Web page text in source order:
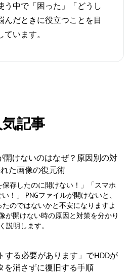
う中で「困った」「どうし
んだときに役立つことを目
ています。
気記事
開けないのはなぜ？原因別の対
た画像の復元術
保存したのに開けない！」「スマホ
！」 PNGファイルが開けないと、
のではないかと不安になりますよ
が開けない時の原因と対策を分かり
説明します。
する必要があります」でHDDが
を消さずに復旧する手順